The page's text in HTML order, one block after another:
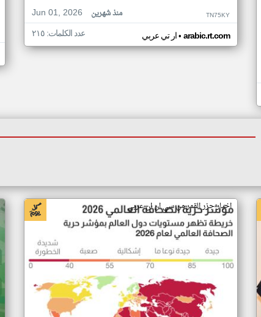
Jun 01, 2026
منذ شهرين TN75KY
ار تي عربي• arabic.rt.com عدد الكلمات: ٢١٥
اخبار جزر القمر من سي ان ان عربي